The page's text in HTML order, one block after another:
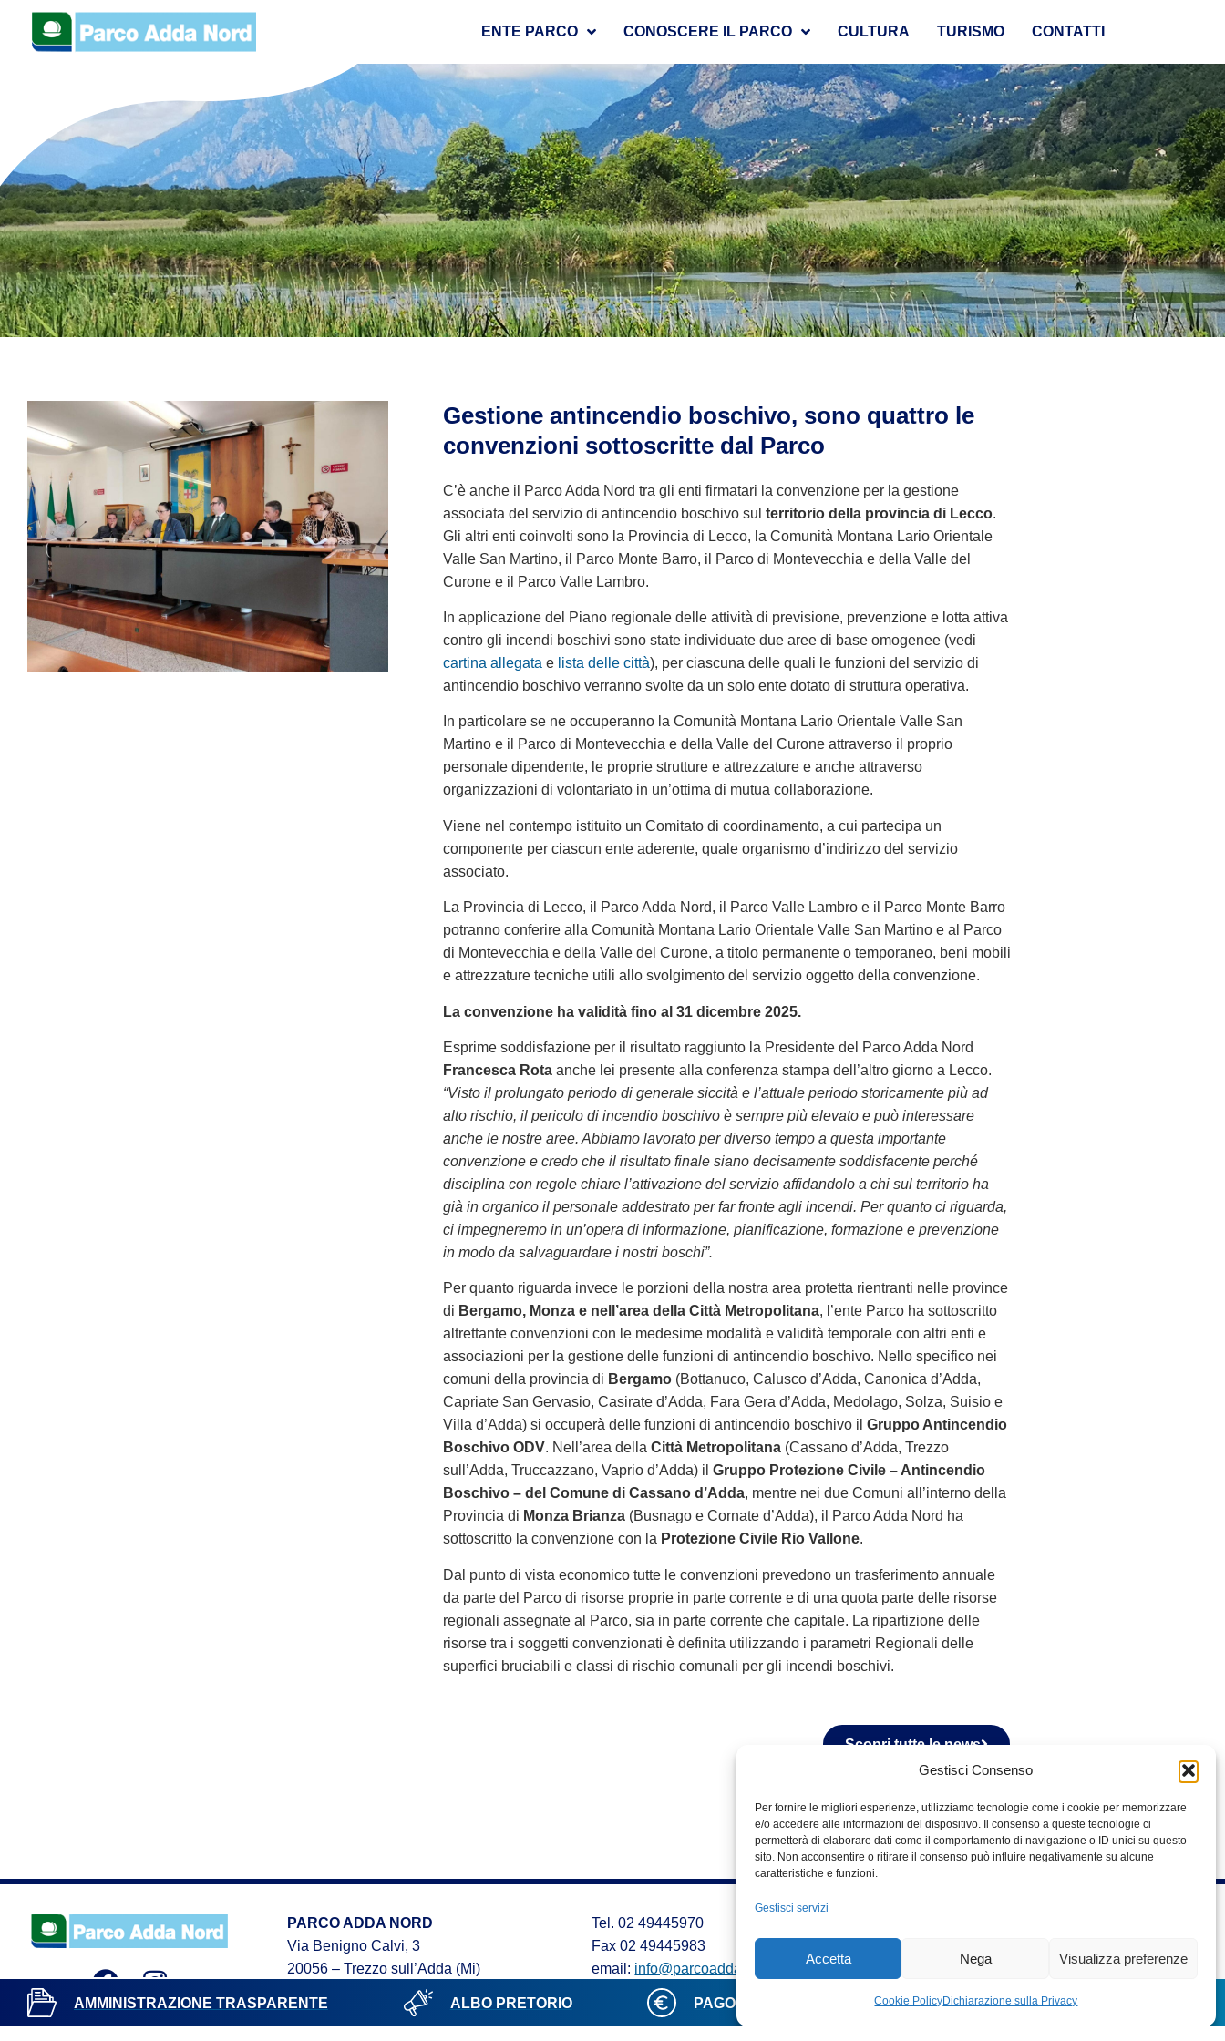
Gestisci Consenso
Per fornire le migliori esperienze, utilizziamo tecnologie come i cookie per memorizzare
e/o accedere alle informazioni del dispositivo. Il consenso a queste tecnologie ci
permetterà di elaborare dati come il comportamento di navigazione o ID unici su questo
sito. Non acconsentire o ritirare il consenso può influire negativamente su alcune
caratteristiche e funzioni.
Gestisci servizi
Accetta Nega Visualizza preferenze
Cookie PolicyDichiarazione sulla Privacy
ENTE PARCO CONOSCERE IL PARCO CULTURA TURISMO CONTATTI
Gestione antincendio boschivo, sono quattro le
convenzioni sottoscritte dal Parco
C’è anche il Parco Adda Nord tra gli enti firmatari la convenzione per la gestione
associata del servizio di antincendio boschivo sul territorio della provincia di Lecco.
Gli altri enti coinvolti sono la Provincia di Lecco, la Comunità Montana Lario Orientale
Valle San Martino, il Parco Monte Barro, il Parco di Montevecchia e della Valle del
Curone e il Parco Valle Lambro.
In applicazione del Piano regionale delle attività di previsione, prevenzione e lotta attiva
contro gli incendi boschivi sono state individuate due aree di base omogenee (vedi
cartina allegata e lista delle città), per ciascuna delle quali le funzioni del servizio di
antincendio boschivo verranno svolte da un solo ente dotato di struttura operativa.
In particolare se ne occuperanno la Comunità Montana Lario Orientale Valle San
Martino e il Parco di Montevecchia e della Valle del Curone attraverso il proprio
personale dipendente, le proprie strutture e attrezzature e anche attraverso
organizzazioni di volontariato in un’ottima di mutua collaborazione.
Viene nel contempo istituito un Comitato di coordinamento, a cui partecipa un
componente per ciascun ente aderente, quale organismo d’indirizzo del servizio
associato.
La Provincia di Lecco, il Parco Adda Nord, il Parco Valle Lambro e il Parco Monte Barro
potranno conferire alla Comunità Montana Lario Orientale Valle San Martino e al Parco
di Montevecchia e della Valle del Curone, a titolo permanente o temporaneo, beni mobili
e attrezzature tecniche utili allo svolgimento del servizio oggetto della convenzione.
La convenzione ha validità fino al 31 dicembre 2025.
Esprime soddisfazione per il risultato raggiunto la Presidente del Parco Adda Nord
Francesca Rota anche lei presente alla conferenza stampa dell’altro giorno a Lecco.
“Visto il prolungato periodo di generale siccità e l’attuale periodo storicamente più ad
alto rischio, il pericolo di incendio boschivo è sempre più elevato e può interessare
anche le nostre aree. Abbiamo lavorato per diverso tempo a questa importante
convenzione e credo che il risultato finale siano decisamente soddisfacente perché
disciplina con regole chiare l’attivazione del servizio affidandolo a chi sul territorio ha
già in organico il personale addestrato per far fronte agli incendi. Per quanto ci riguarda,
ci impegneremo in un’opera di informazione, pianificazione, formazione e prevenzione
in modo da salvaguardare i nostri boschi”.
Per quanto riguarda invece le porzioni della nostra area protetta rientranti nelle province
di Bergamo, Monza e nell’area della Città Metropolitana, l’ente Parco ha sottoscritto
altrettante convenzioni con le medesime modalità e validità temporale con altri enti e
associazioni per la gestione delle funzioni di antincendio boschivo. Nello specifico nei
comuni della provincia di Bergamo (Bottanuco, Calusco d’Adda, Canonica d’Adda,
Capriate San Gervasio, Casirate d’Adda, Fara Gera d’Adda, Medolago, Solza, Suisio e
Villa d’Adda) si occuperà delle funzioni di antincendio boschivo il Gruppo Antincendio
Boschivo ODV. Nell’area della Città Metropolitana (Cassano d’Adda, Trezzo
sull’Adda, Truccazzano, Vaprio d’Adda) il Gruppo Protezione Civile – Antincendio
Boschivo – del Comune di Cassano d’Adda, mentre nei due Comuni all’interno della
Provincia di Monza Brianza (Busnago e Cornate d’Adda), il Parco Adda Nord ha
sottoscritto la convenzione con la Protezione Civile Rio Vallone.
Dal punto di vista economico tutte le convenzioni prevedono un trasferimento annuale
da parte del Parco di risorse proprie in parte corrente e di una quota parte delle risorse
regionali assegnate al Parco, sia in parte corrente che capitale. La ripartizione delle
risorse tra i soggetti convenzionati è definita utilizzando i parametri Regionali delle
superfici bruciabili e classi di rischio comunali per gli incendi boschivi.
Scopri tutte le news
AMMINISTRAZIONE TRASPARENTE ALBO PRETORIO PAGOPA SPORTELLO TELEMATICO
PARCO ADDA NORD
Via Benigno Calvi, 3
20056 – Trezzo sull’Adda (Mi)
Tel. 02 49445970
Fax 02 49445983
email: info@parcoaddanord.it
protocollo.parco.addanord@pec.regione.lombardia.it